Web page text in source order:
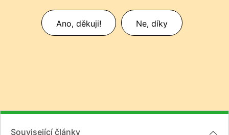
Ano, děkuji! Ne, díky
Související články